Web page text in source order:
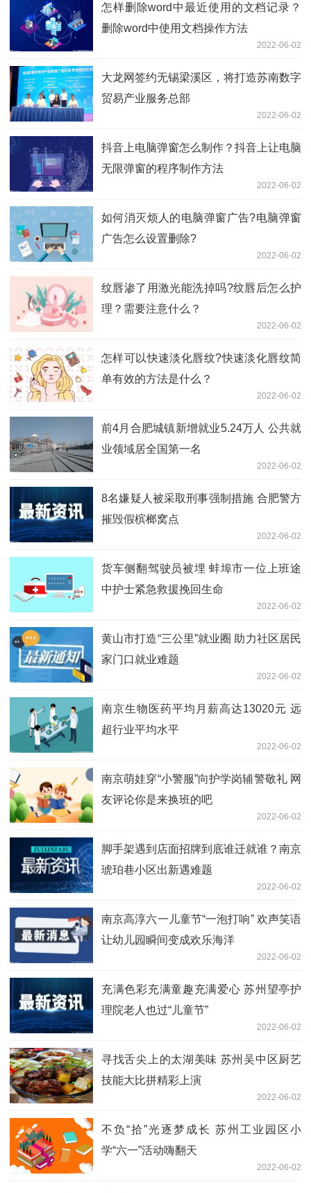
怎样删除word中最近使用的文档记录？
删除word中使用文档操作方法
2022-06-02
大龙网签约无锡梁溪区，将打造苏南数字
贸易产业服务总部
2022-06-02
抖音上电脑弹窗怎么制作？抖音上让电脑
无限弹窗的程序制作方法
2022-06-02
如何消灭烦人的电脑弹窗广告?电脑弹窗
广告怎么设置删除?
2022-06-02
纹唇渗了用激光能洗掉吗?纹唇后怎么护
理？需要注意什么？
2022-06-02
怎样可以快速淡化唇纹?快速淡化唇纹简
单有效的方法是什么？
2022-06-02
前4月合肥城镇新增就业5.24万人 公共就
业领域居全国第一名
2022-06-02
8名嫌疑人被采取刑事强制措施 合肥警方
摧毁假槟榔窝点
2022-06-02
货车侧翻驾驶员被埋 蚌埠市一位上班途
中护士紧急救援挽回生命
2022-06-02
黄山市打造“三公里”就业圈 助力社区居民
家门口就业难题
2022-06-02
南京生物医药平均月薪高达13020元 远
超行业平均水平
2022-06-02
南京萌娃穿“小警服”向护学岗辅警敬礼 网
友评论你是来换班的吧
2022-06-02
脚手架遇到店面招牌到底谁迁就谁？南京
琥珀巷小区出新遇难题
2022-06-02
南京高淳六一儿童节“一泡打响” 欢声笑语
让幼儿园瞬间变成欢乐海洋
2022-06-02
充满色彩充满童趣充满爱心 苏州望亭护
理院老人也过“儿童节”
2022-06-02
寻找舌尖上的太湖美味 苏州吴中区厨艺
技能大比拼精彩上演
2022-06-02
不负“拾”光逐梦成长 苏州工业园区小
学“六一”活动嗨翻天
2022-06-02